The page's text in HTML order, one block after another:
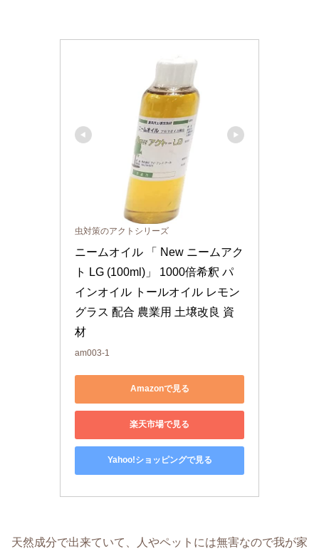
虫対策のアクトシリーズ
ニームオイル 「 New ニームアク
ト LG (100ml)」 1000倍希釈 パ
インオイル トールオイル レモン
グラス 配合 農業用 土壌改良 資
材
am003-1
Amazonで見る
楽天市場で見る
Yahoo!ショッピングで見る
天然成分で出来ていて、人やペットには無害なので我が家